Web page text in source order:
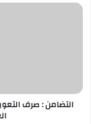
التضامن
عقار
العباسية
التضامن : صرف